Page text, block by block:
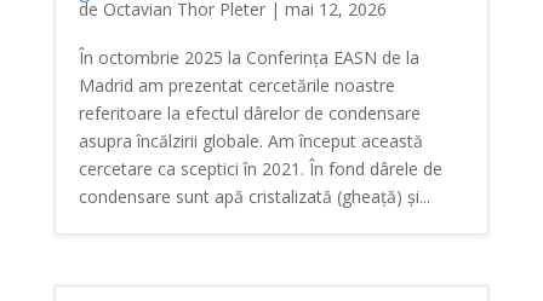
de Octavian Thor Pleter| mai 12, 2026
În octombrie 2025 la Conferința EASN de la
Madrid am prezentat cercetările noastre
referitoare la efectul dârelor de condensare
asupra încălzirii globale. Am început această
cercetare ca sceptici în 2021. În fond dârele de
condensare sunt apă cristalizată (gheață) și...